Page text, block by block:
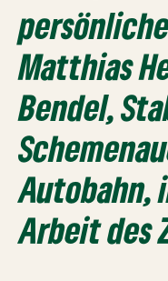
Matthias
Bendel,
Autobahn,
Arbeit des